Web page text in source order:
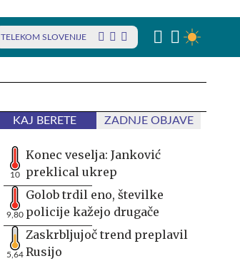
TELEKOM SLOVENIJE
KAJ BERETE ZADNJE OBJAVE
10
Konec veselja: Janković
preklical ukrep
9,80
Golob trdil eno, številke
policije kažejo drugače
5,64
Zaskrbljujoč trend preplavil
Rusijo